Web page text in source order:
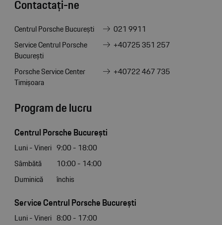
Contactați-ne
Centrul Porsche București
021 9911
Service Centrul Porsche
București
+40725 351 257
Porsche Service Center
Timișoara
+40722 467 735
Program de lucru
Centrul Porsche București
Luni - Vineri 9:00 - 18:00
Sâmbătă
10:00 - 14:00
Duminică
închis
Service Centrul Porsche București
Luni - Vineri 8:00 - 17:00